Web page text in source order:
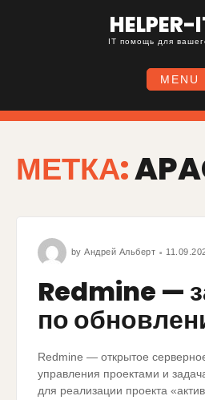
HELPER-
IT помощь для
MENU
МЕТКА:
byАндрей Альберт
Redmine —
по
Redmine — открытое
управления проектами и
для реализации проекта